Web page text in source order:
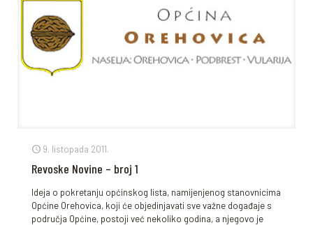
9. listopada 2011.
Revoske Novine – broj 1
Ideja o pokretanju općinskog lista, namijenjenog stanovnicima
Općine Orehovica, koji će objedinjavati sve važne događaje s
područja Općine, postoji već nekoliko godina, a njegovo je